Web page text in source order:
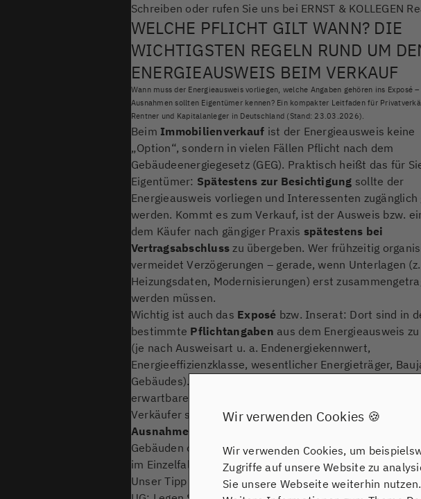
Schreiben oder rufen Sie uns bei ERNST & KOLLEGEN
WELCHE PFLICHT GILT WANN? DIE
WICHTIGSTEN REGELN RUND UM
ENERGIEAUSWEIS BEIM VERKAUF
Wann muss der Energieausweis vorliegen, welche Angaben gehören ins Exposé
Ausnahmen sollten Eigentümer kennen? Ein kompakter Leitfaden für
Rentner und Kapitalanleger in Deutschland (Stand: 23.03.2026).
Beim Immobilienverkauf ist der Energieausweis keine
„Option“, sondern in vielen Fällen Pflicht nach dem
Gebäudeenergiegesetz (GEG). Praktisch heißt das für
Eigentümer: Spätestens zur Besichtigung sollte der
Energieausweis vorliegen und Interessenten zugänglich
werden. Kommt es zum Verkauf, ist der Ausweis bzw.
dem Käufer nach gängiger Praxis spätestens bei
Vertragsabschluss zu übergeben. Wer frühzeitig
vermeidet Verzögerungen – gerade, wenn Unterlagen
Heizungsdaten, Modernisierungen) erst
werden müssen.
Wichtig ist auch das Exposé bzw. Inserat: Dort sind in
bestimmte Pflichtangaben aus dem Energieausweis
(je nach Ausweisart u. a. Endenergiekennwert,
Energieeffizienzklasse, wesentlicher Energieträger,
Gebäudes). Für Käufer sind diese Angaben ein Signal für
erwartbare Nebenkosten und möglichen
Verkäufer sind sie ein Punkt, an dem rechtliche Sorgfalt
Ausnahmen
Gebäuden oder sehr kleinen Gebäuden geben; die
im Einzelfall zu prüfen.
Unser Tipp aus der Praxis von ERNST & KOLLEGEN
Wir verwenden Cookies 🍪
Wir verwenden Cookies, um
Zugriffe auf unsere Website zu
Sie unsere Webseite weiterhin